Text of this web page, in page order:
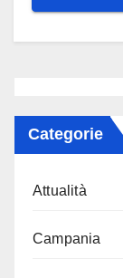
Categorie
Attualità
Campania